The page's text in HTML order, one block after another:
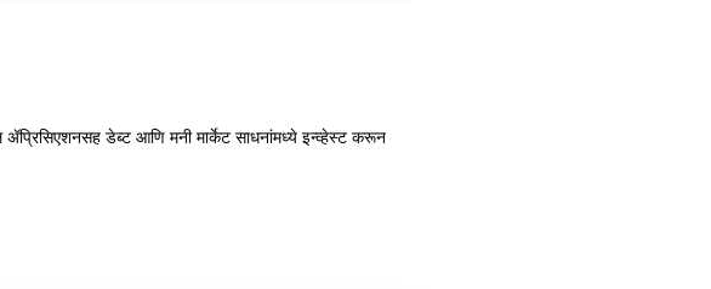
ॲप्रिसिएशनसह डेब्ट आणि मनी मार्केट साधनांमध्ये इन्व्हेस्ट करून